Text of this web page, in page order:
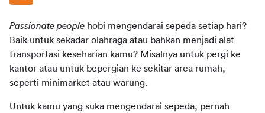
Passionate people hobi mengendarai sepeda setiap hari?
Baik untuk sekadar olahraga atau bahkan menjadi alat
transportasi keseharian kamu? Misalnya untuk pergi ke
kantor atau untuk bepergian ke sekitar area rumah,
seperti minimarket atau warung.